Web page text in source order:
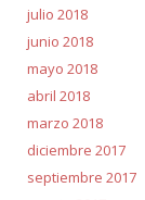
julio 2018
junio 2018
mayo 2018
abril 2018
marzo 2018
diciembre 2017
septiembre 2017